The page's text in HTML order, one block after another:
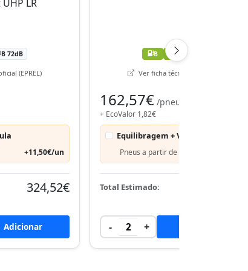
B 72dB
(EPREL)
+11,50€/un
324,52€
Adicionar
B B
Ver ficha técnica oficial (EPREL)
162,57€ /pneu
+ EcoValor 1,82€
Equilibragem + Válvula
Pneus a partir de 18"
Total Estimado:
- 2 +